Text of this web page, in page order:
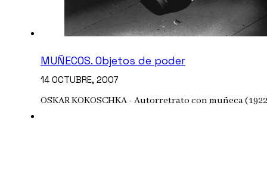
MUÑECOS. Objetos de poder
14 OCTUBRE, 2007
OSKAR KOKOSCHKA - Autorretrato con muñeca